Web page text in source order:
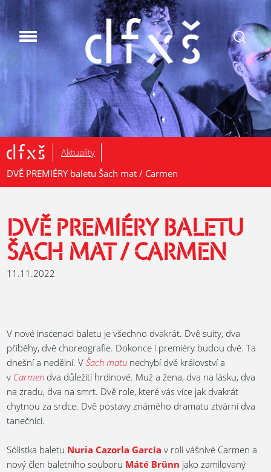
.
Aktuality
DVĚ PREMIÉRY baletu Šach mat / Carmen
DVĚ PREMIÉRY BALETU
ŠACH MAT / CARMEN
11.11.2022
V nové inscenaci baletu je všechno dvakrát. Dvě suity, dva
příběhy, dvě choreografie. Dokonce i premiéry budou dvě. Ta
dnešní a nedělní. VŠach matu nechybí dvě království a
v Carmen dva důležití hrdinové. Muž a žena, dva na lásku, dva
na zradu, dva na smrt. Dvě role, které vás více jak dvakrát
chytnou za srdce. Dvě postavy známého dramatu ztvární dva
tanečníci.
Sólistka baletu Nuria Cazorla García v roli vášnivé Carmen a
nový člen baletního souboru Máté Brünn jako zamilovaný